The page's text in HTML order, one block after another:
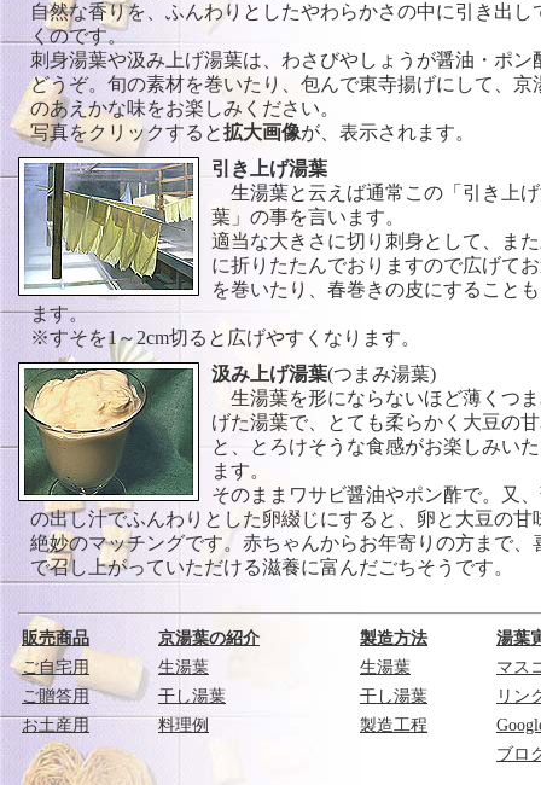
自然な香りを、ふんわりとしたやわらかさの中に引き出し
くのです。
刺身湯葉や汲み上げ湯葉は、わさびやしょうが醤油・ポン
どうぞ。旬の素材を巻いたり、包んで東寺揚げにして、京
のあえかな味をお楽しみください。
写真をクリックすると拡大画像が、表示されます。
引き上げ湯葉
生湯葉と云えば通常この「引き上
葉」の事を言います。
適当な大きさに切り刺身として、ま
に折りたたんでおりますので広げて
を巻いたり、春巻きの皮にすること
ます。
※すそを1～2cm切ると広げやすくなります。
汲み上げ湯葉(つまみ湯葉)
生湯葉を形にならないほど薄くつ
げた湯葉で、とても柔らかく大豆の
と、とろけそうな食感がお楽しみい
ます。
そのままワサビ醤油やポン酢で。又
の出し汁でふんわりとした卵綴じにすると、卵と大豆の甘
絶妙のマッチングです。赤ちゃんからお年寄りの方まで、
で召し上がっていただける滋養に富んだごちそうです。
販売商品 京湯葉の紹介 製造方法
湯葉
ご自宅用
生湯葉 生湯葉
マス
ご贈答用
干し湯葉 干し湯葉
リン
お土産用
料理例 製造工程
ブロ